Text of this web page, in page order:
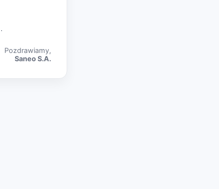
.
Pozdrawiamy,
Saneo S.A.